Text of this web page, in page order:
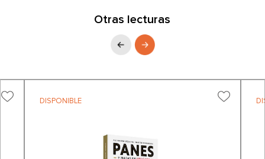
Otras lecturas
DISPONIBLE